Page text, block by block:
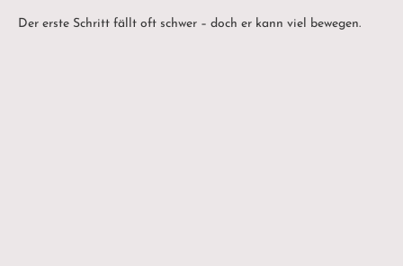
Der erste Schritt fällt oft schwer – doch er kann viel bewegen.